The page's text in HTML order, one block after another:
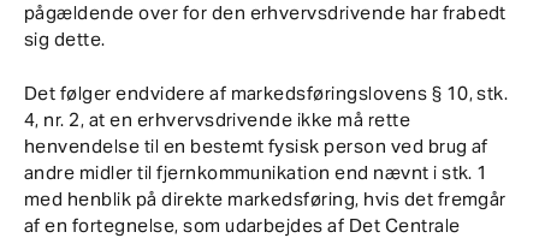
pågældende over for den erhvervsdrivende har frabedt
sig dette.
Det følger endvidere af markedsføringslovens § 10, stk.
4, nr. 2, at en erhvervsdrivende ikke må rette
henvendelse til en bestemt fysisk person ved brug af
andre midler til fjernkommunikation end nævnt i stk. 1
med henblik på direkte markedsføring, hvis det fremgår
af en fortegnelse, som udarbejdes af Det Centrale